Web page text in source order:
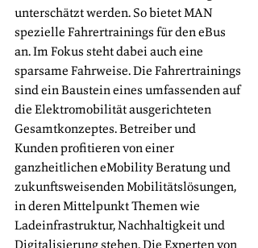
unterschätzt werden. So bietet MAN
spezielle Fahrertrainings für den eBus
an. Im Fokus steht dabei auch eine
sparsame Fahrweise. Die Fahrertrainings
sind ein Baustein eines umfassenden auf
die Elektromobilität ausgerichteten
Gesamtkonzeptes. Betreiber und
Kunden profitieren von einer
ganzheitlichen eMobility Beratung und
zukunftsweisenden Mobilitätslösungen,
in deren Mittelpunkt Themen wie
Ladeinfrastruktur, Nachhaltigkeit und